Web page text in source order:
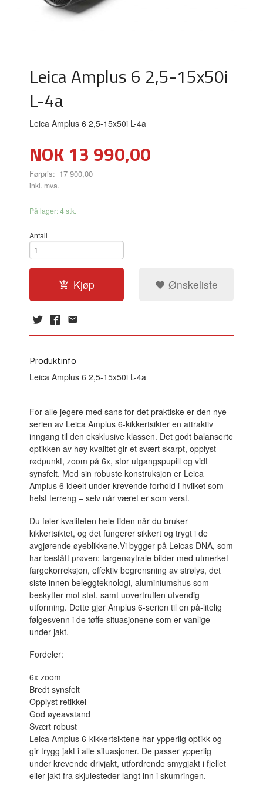
Leica Amplus 6 2,5-15x50i
L-4a
Leica Amplus 6 2,5-15x50i L-4a
Tilbud
NOK13 990,00
Førpris: 17 900,00
Rabatt
inkl. mva.
På lager: 4 stk.
Antall
Kjøp Ønskeliste
Produktinfo
Leica Amplus 6 2,5-15x50i L-4a
For alle jegere med sans for det praktiske er den nye
serien av Leica Amplus 6-kikkertsikter en attraktiv
inngang til den eksklusive klassen. Det godt balanserte
optikken av høy kvalitet gir et svært skarpt, opplyst
rødpunkt, zoom på 6x, stor utgangspupill og vidt
synsfelt. Med sin robuste konstruksjon er Leica
Amplus 6 ideelt under krevende forhold i hvilket som
helst terreng – selv når været er som verst.
Du føler kvaliteten hele tiden når du bruker
kikkertsiktet, og det fungerer sikkert og trygt i de
avgjørende øyeblikkene.Vi bygger på Leicas DNA, som
har bestått prøven: fargenøytrale bilder med utmerket
fargekorreksjon, effektiv begrensning av strølys, det
siste innen beleggteknologi, aluminiumshus som
beskytter mot støt, samt uovertruffen utvendig
utforming. Dette gjør Amplus 6-serien til en på-litelig
følgesvenn i de tøffe situasjonene som er vanlige
under jakt.
Fordeler:
6x zoom
Bredt synsfelt
Opplyst retikkel
God øyeavstand
Svært robust
Leica Amplus 6-kikkertsiktene har ypperlig optikk og
gir trygg jakt i alle situasjoner. De passer ypperlig
under krevende drivjakt, utfordrende smygjakt i fjellet
eller jakt fra skjulesteder langt inn i skumringen.